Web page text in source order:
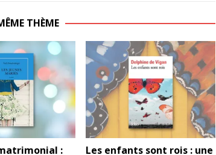
THÈME
:
Les enfants sont rois : une